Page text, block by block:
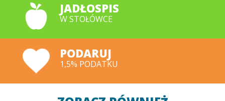
JADŁOSPIS
W STOŁÓWCE
PODARUJ
1,5% PODATKU